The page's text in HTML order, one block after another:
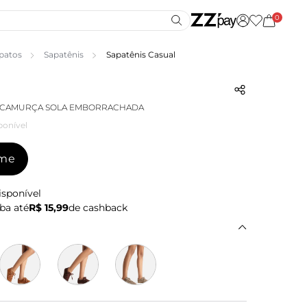
0
Sapatênis Sapatênis Casual
SOLA EMBORRACHADA
atéR$ 15,99de cashback